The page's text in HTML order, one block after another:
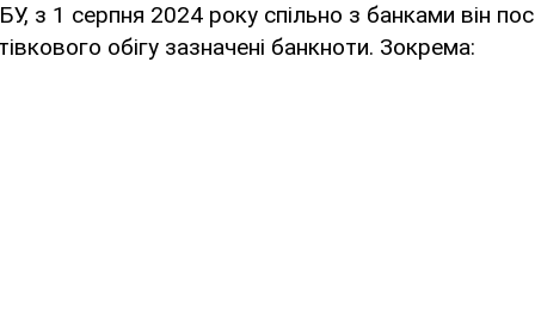
з 1 серпня 2024 року спільно з банками він
обігу зазначені банкноти. Зокрема: